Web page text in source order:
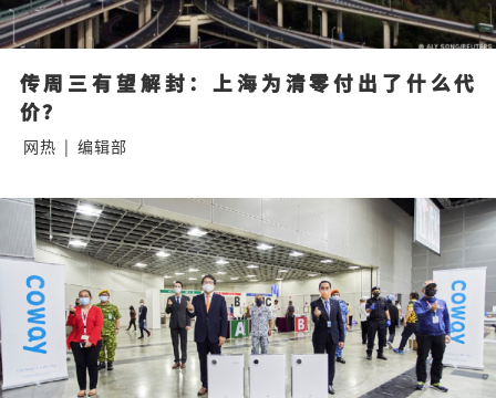
传周三有望解封：上海为清零付出了什么代
价？
网热 | 编辑部